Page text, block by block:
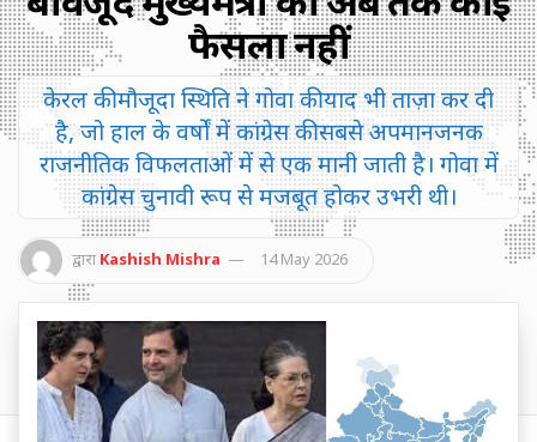
फैसला नहीं
केरल की मौजूदा स्थिति ने गोवा की याद भी ताज़ा कर दी
है, जो हाल के वर्षों में कांग्रेस की सबसे अपमानजनक
राजनीतिक विफलताओं में से एक मानी जाती है। गोवा में
कांग्रेस चुनावी रूप से मजबूत होकर उभरी थी।
द्वारा Kashish Mishra 14 May 2026